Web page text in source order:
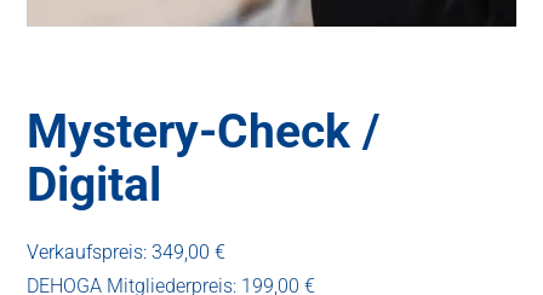
Mystery-Check /
Digital
Verkaufspreis:349,00 €
DEHOGA Mitgliederpreis: 199,00 €